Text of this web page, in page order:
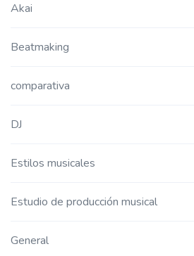
Akai
Beatmaking
comparativa
DJ
Estilos musicales
Estudio de producción musical
General